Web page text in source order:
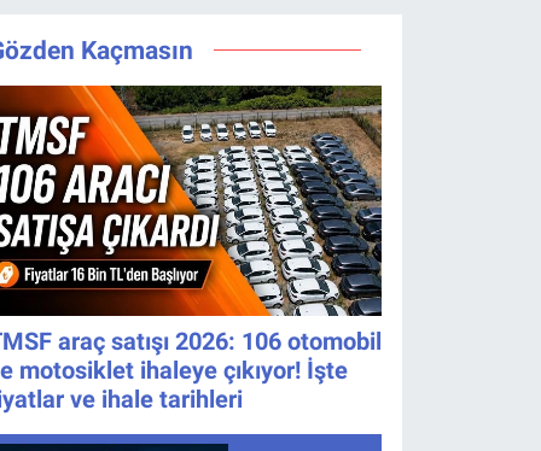
Kaçmasın
araç satışı 2026: 106 otomobil
motosiklet ihaleye çıkıyor! İşte
ve ihale tarihleri